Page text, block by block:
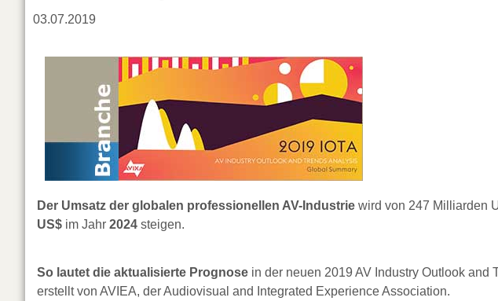
03.07.2019
Der Umsatz der globalen professionellen AV-Industrie wird von 247 Milliarden
US$ im Jahr 2024 steigen.
So lautet die aktualisierte Prognose in der neuen 2019 AV Industry Outlook and
erstellt von AVIEA, der Audiovisual and Integrated Experience Association.